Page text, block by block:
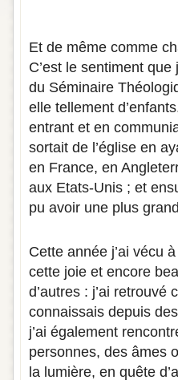
Et de même comme
C’est le sentiment que
du Séminaire
elle tellement
entrant et en
sortait de l’église en
en France, en
aux Etats-Unis ; et
pu avoir une plus
Cette année j’ai vécu
cette joie et encore
d’autres : j’ai retrouvé
connaissais depuis
j’ai également
personnes, des âmes
la lumière, en quête